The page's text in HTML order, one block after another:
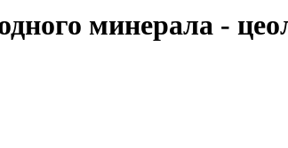
минерала -